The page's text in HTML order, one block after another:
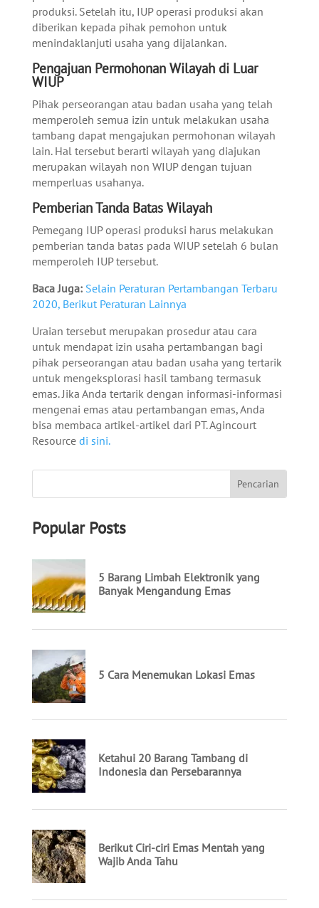
produksi. Setelah itu, IUP operasi produksi akan
diberikan kepada pihak pemohon untuk
menindaklanjuti usaha yang dijalankan.
Pengajuan Permohonan Wilayah di Luar
WIUP
Pihak perseorangan atau badan usaha yang telah
memperoleh semua izin untuk melakukan usaha
tambang dapat mengajukan permohonan wilayah
lain. Hal tersebut berarti wilayah yang diajukan
merupakan wilayah non WIUP dengan tujuan
memperluas usahanya.
Pemberian Tanda Batas Wilayah
Pemegang IUP operasi produksi harus melakukan
pemberian tanda batas pada WIUP setelah 6 bulan
memperoleh IUP tersebut.
Baca Juga: Selain Peraturan Pertambangan Terbaru
2020, Berikut Peraturan Lainnya
Uraian tersebut merupakan prosedur atau cara
untuk mendapat izin usaha pertambangan bagi
pihak perseorangan atau badan usaha yang tertarik
untuk mengeksplorasi hasil tambang termasuk
emas. Jika Anda tertarik dengan informasi-informasi
mengenai emas atau pertambangan emas, Anda
bisa membaca artikel-artikel dari PT. Agincourt
Resource di sini.
Popular Posts